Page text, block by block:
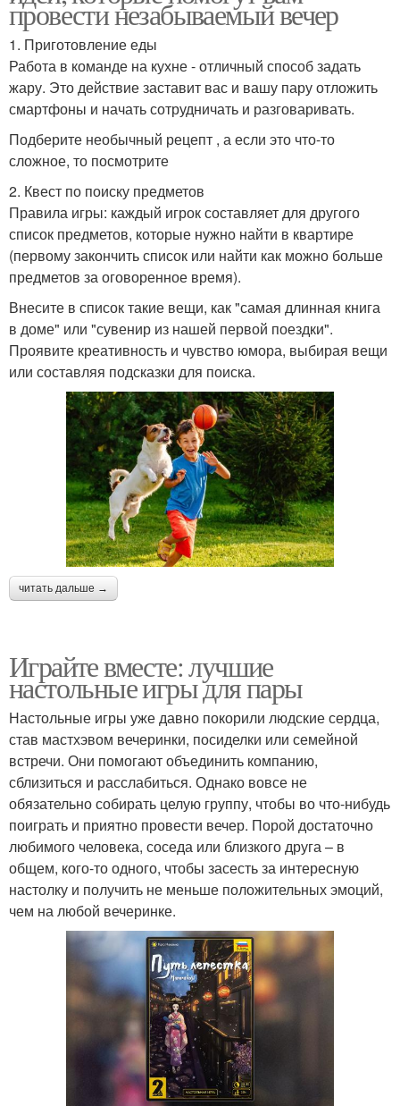
провести незабываемый вечер
1. Приготовление еды
Работа в команде на кухне - отличный способ задать
жару. Это действие заставит вас и вашу пару отложить
смартфоны и начать сотрудничать и разговаривать.
Подберите необычный рецепт , а если это что-то
сложное, то посмотрите
2. Квест по поиску предметов
Правила игры: каждый игрок составляет для другого
список предметов, которые нужно найти в квартире
(первому закончить список или найти как можно больше
предметов за оговоренное время).
Внесите в список такие вещи, как "самая длинная книга
в доме" или "сувенир из нашей первой поездки".
Проявите креативность и чувство юмора, выбирая вещи
или составляя подсказки для поиска.
читать дальше →
Играйте вместе: лучшие
настольные игры для пары
Настольные игры уже давно покорили людские сердца,
став мастхэвом вечеринки, посиделки или семейной
встречи. Они помогают объединить компанию,
сблизиться и расслабиться. Однако вовсе не
обязательно собирать целую группу, чтобы во что-нибудь
поиграть и приятно провести вечер. Порой достаточно
любимого человека, соседа или близкого друга – в
общем, кого-то одного, чтобы засесть за интересную
настолку и получить не меньше положительных эмоций,
чем на любой вечеринке.